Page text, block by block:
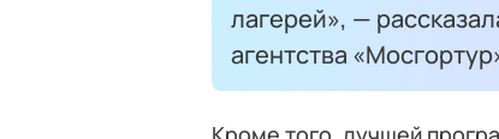
лагерей», —
агентства